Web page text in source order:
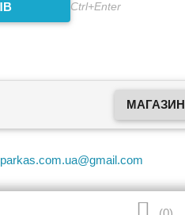
Ctrl+Enter
МАГАЗИН
parkas.com.ua@gmail.com